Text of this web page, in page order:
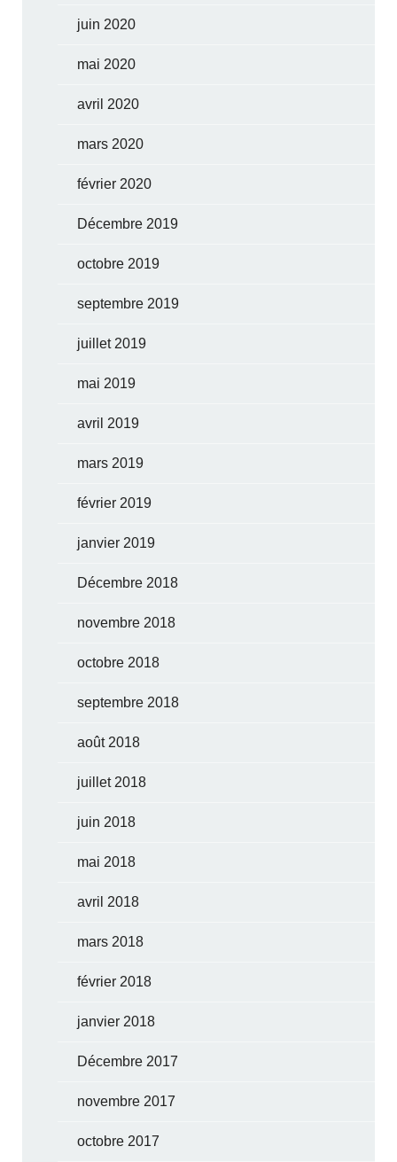
juin 2020
mai 2020
avril 2020
mars 2020
février 2020
Décembre 2019
octobre 2019
septembre 2019
juillet 2019
mai 2019
avril 2019
mars 2019
février 2019
janvier 2019
Décembre 2018
novembre 2018
octobre 2018
septembre 2018
août 2018
juillet 2018
juin 2018
mai 2018
avril 2018
mars 2018
février 2018
janvier 2018
Décembre 2017
novembre 2017
octobre 2017